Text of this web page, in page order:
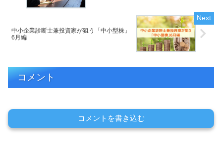
中小企業診断士兼投資家が狙う「中小型株」
6月編
コメント
コメントを書き込む